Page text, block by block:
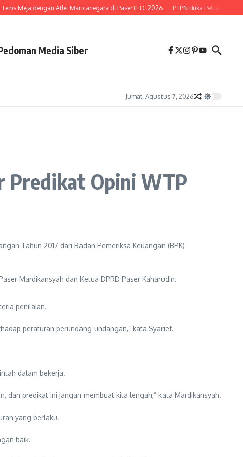
Meja dengan Atlet Mancanegara di Paser ITTC 2026 PTPN Buka Peluang
Media Siber
Jumat, Agustus 7, 2026
Predikat Opini WTP
Tahun 2017 dari Badan Pemeriksa Keuangan (BPK)
Mardikansyah dan Ketua DPRD Paser Kaharudin.
penilaian.
peraturan perundang-undangan,” kata Syarief.
dalam bekerja.
dan predikat ini jangan membuat kita lengah,” kata Mardikansyah.
yang berlaku.
baik.